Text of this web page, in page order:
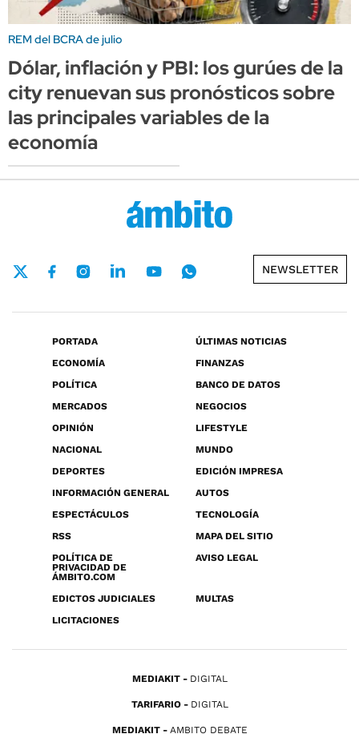
REM del BCRA de julio
Dólar, inflación y PBI: los gurúes de la
city renuevan sus pronósticos sobre
las principales variables de la
economía
NEWSLETTER
PORTADA
ÚLTIMAS NOTICIAS
ECONOMÍA
FINANZAS
POLÍTICA
BANCO DE DATOS
MERCADOS
NEGOCIOS
OPINIÓN
LIFESTYLE
NACIONAL
MUNDO
DEPORTES
EDICIÓN IMPRESA
INFORMACIÓN GENERAL
AUTOS
ESPECTÁCULOS
TECNOLOGÍA
RSS
MAPA DEL SITIO
POLÍTICA DE
PRIVACIDAD DE
ÁMBITO.COM
AVISO LEGAL
EDICTOS JUDICIALES
MULTAS
LICITACIONES
MEDIAKIT DIGITAL
TARIFARIO DIGITAL
MEDIAKIT AMBITO DEBATE